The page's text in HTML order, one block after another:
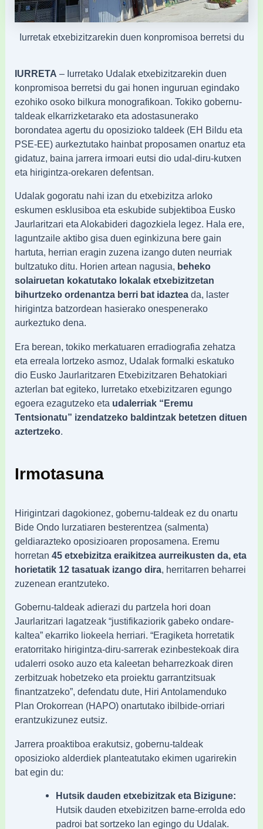
Iurretak etxebizitzarekin duen konpromisoa berretsi du
IURRETA – Iurretako Udalak etxebizitzarekin duen
konpromisoa berretsi du gai honen inguruan egindako
ezohiko osoko bilkura monografikoan. Tokiko gobernu-
taldeak elkarrizketarako eta adostasunerako
borondatea agertu du oposizioko taldeek (EH Bildu eta
PSE-EE) aurkeztutako hainbat proposamen onartuz eta
gidatuz, baina jarrera irmoari eutsi dio udal-diru-kutxen
eta hirigintza-orekaren defentsan.
Udalak gogoratu nahi izan du etxebizitza arloko
eskumen esklusiboa eta eskubide subjektiboa Eusko
Jaurlaritzari eta Alokabideri dagozkiela legez. Hala ere,
laguntzaile aktibo gisa duen eginkizuna bere gain
hartuta, herrian eragin zuzena izango duten neurriak
bultzatuko ditu. Horien artean nagusia, beheko
solairuetan kokatutako lokalak etxebizitzetan
bihurtzeko ordenantza berri bat idaztea da, laster
hirigintza batzordean hasierako onespenerako
aurkeztuko dena.
Era berean, tokiko merkatuaren erradiografia zehatza
eta erreala lortzeko asmoz, Udalak formalki eskatuko
dio Eusko Jaurlaritzaren Etxebizitzaren Behatokiari
azterlan bat egiteko, Iurretako etxebizitzaren egungo
egoera ezagutzeko eta udalerriak “Eremu
Tentsionatu” izendatzeko baldintzak betetzen dituen
aztertzeko
Irmotasuna
Hirigintzari dagokionez, gobernu-taldeak ez du onartu
Bide Ondo lurzatiaren besterentzea (salmenta)
geldiarazteko oposizioaren proposamena. Eremu
horretan45 etxebizitza eraikitzea aurreikusten da, eta
horietatik 12 tasatuak izango dira, herritarren beharrei
zuzenean erantzuteko.
Gobernu-taldeak adierazi du partzela hori doan
Jaurlaritzari lagatzeak “justifikaziorik gabeko ondare-
kaltea” ekarriko liokeela herriari. “Eragiketa horretatik
eratorritako hirigintza-diru-sarrerak ezinbestekoak dira
udalerri osoko auzo eta kaleetan beharrezkoak diren
zerbitzuak hobetzeko eta proiektu garrantzitsuak
finantzatzeko”, defendatu dute, Hiri Antolamenduko
Plan Orokorrean (HAPO) onartutako ibilbide-orriari
erantzukizunez eutsiz.
Jarrera proaktiboa erakutsiz, gobernu-taldeak
oposizioko alderdiek planteatutako ekimen ugarirekin
bat egin du:
Hutsik dauden etxebizitzak eta Bizigune:
Hutsik dauden etxebizitzen barne-errolda edo
padroi bat sortzeko lan egingo du Udalak.